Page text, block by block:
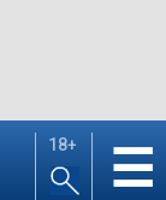
18+ ☰